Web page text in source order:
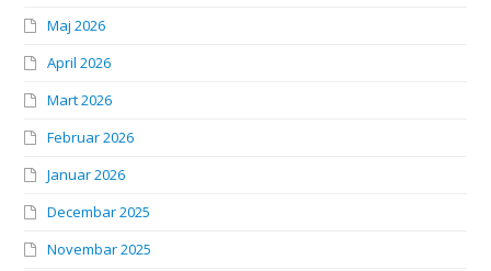
Maj 2026
April 2026
Mart 2026
Februar 2026
Januar 2026
Decembar 2025
Novembar 2025